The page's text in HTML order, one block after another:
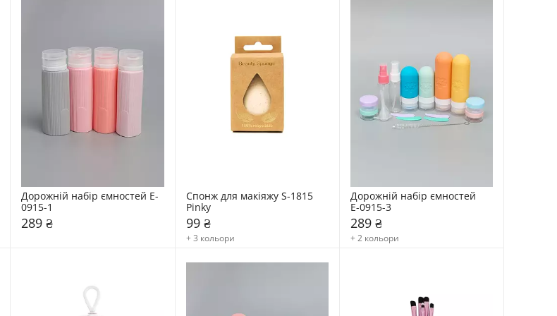
Дорожній набір ємностей E-
0915-1
289 ₴
Спонж для макіяжу S-1815
Pinky
99 ₴
+ 3 кольори
Дорожній набір ємностей
Е-0915-3
289 ₴
+ 2 кольори